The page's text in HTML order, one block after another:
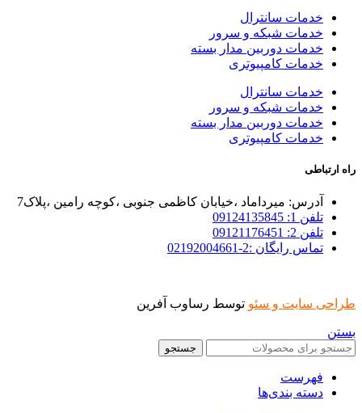
خدمات سانترال
خدمات شبکه و سرور
خدمات دوربین مدار بسته
خدمات کامپیوتری
خدمات سانترال
خدمات شبکه و سرور
خدمات دوربین مدار بسته
خدمات کامپیوتری
راه ارتباطی
آدرس: میرداماد ،خیابان کاظمی جنوبی ،کوچه رامین ،پلاک7
تلفن 1: 09124135845
تلفن 2: 09121176451
تماس رایگان :2-02192004661
طراحی سایت و سئو توسط رساوب آفرین
بستن
جستجو
فهرست
دسته بندی‌ها